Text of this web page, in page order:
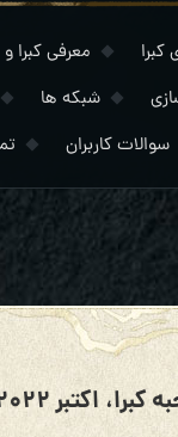
معرفی کبرا
شبکه ها
سوالات کاربران
۲۰۲۲ (مصاحبه بخش دوم )